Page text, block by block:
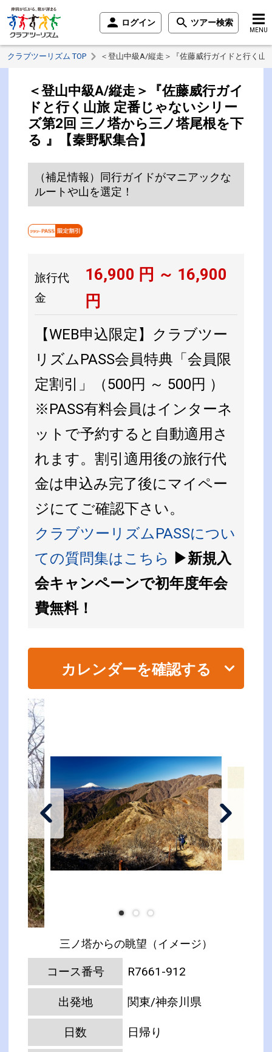
ログイン ツアー検索
MENU
クラブツーリズム TOP ＜登山中級A/縦走＞『佐藤威行ガイドと行く山
＜登山中級A/縦走＞『佐藤威行ガイ
ドと行く山旅 定番じゃないシリー
ズ第2回 三ノ塔から三ノ塔尾根を下
る 』【秦野駅集合】
（補足情報）同行ガイドがマニアックな
ルートや山を選定！
旅行代
金
16,900 円 ～ 16,900
円
【WEB申込限定】クラブツー
リズムPASS会員特典「会員限
定割引」（500円 ～ 500円 ）
※PASS有料会員はインターネ
ットで予約すると自動適用さ
れます。割引適用後の旅行代
金は申込み完了後にマイペー
ジにてご確認下さい。
クラブツーリズムPASSについ
ての質問集はこちら ▶新規入
会キャンペーンで初年度年会
費無料！
カレンダーを確認する
三ノ塔からの眺望（イメージ）
コース番号 R7661-912
出発地 関東/神奈川県
日数 日帰り